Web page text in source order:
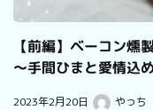
【前編】ベーコン燻
～手間ひまと愛情込
2023年2月20日 やっち